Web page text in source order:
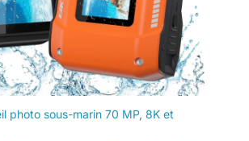
photo sous-marin 70 MP, 8K et